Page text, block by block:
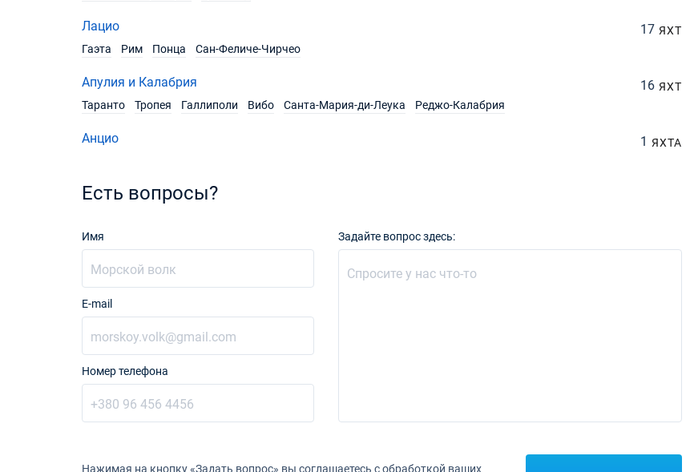
Лацио 17 ЯХТ
Гаэта
Рим Понца Сан-Феличе-Чирчео
Апулия и Калабрия 16 ЯХТ
Таранто
Тропея Галлиполи Вибо Санта-Мария-ди-Леука Реджо-Калабрия
Анцио 1 ЯХТА
Есть вопросы?
Имя
E-mail
Номер телефона
Задайте вопрос здесь:
Нажимая на кнопку «Задать вопрос» вы соглашаетесь с обработкой ваших